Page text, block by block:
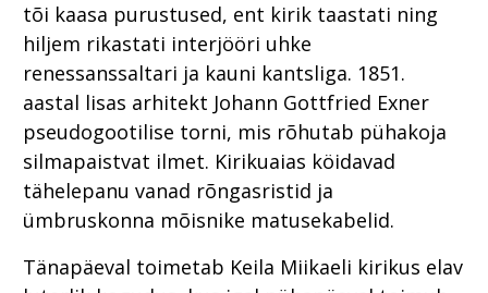
tõi kaasa purustused, ent kirik taastati ning
hiljem rikastati interjööri uhke
renessanssaltari ja kauni kantsliga. 1851.
aastal lisas arhitekt Johann Gottfried Exner
pseudogootilise torni, mis rõhutab pühakoja
silmapaistvat ilmet. Kirikuaias köidavad
tähelepanu vanad rõngasristid ja
ümbruskonna mõisnike matusekabelid.
Tänapäeval toimetab Keila Miikaeli kirikus elav